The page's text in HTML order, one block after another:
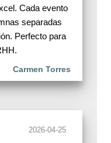
Cada evento
separadas
Perfecto para
Carmen Torres
2026-04-25